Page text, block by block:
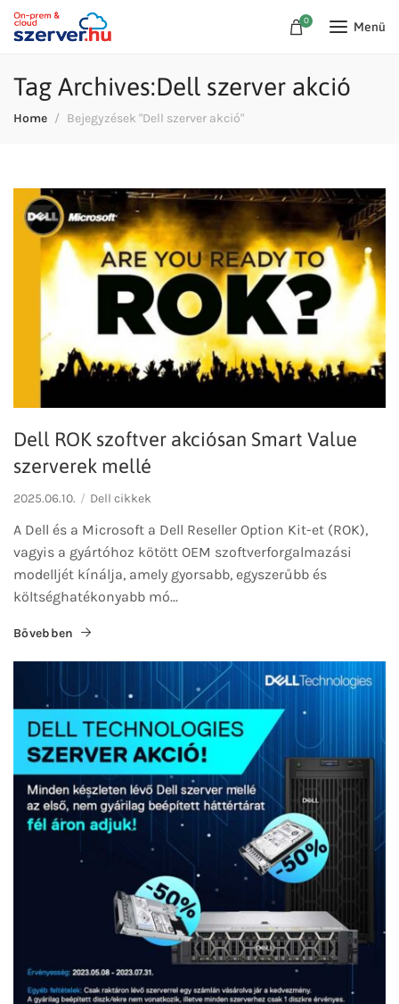
0 Menü
Tag Archives:Dell szerver akció
Home Bejegyzések "Dell szerver akció"
Dell ROK szoftver akciósan Smart Value
szerverek mellé
2025.06.10. Dell cikkek
A Dell és a Microsoft a Dell Reseller Option Kit-et (ROK),
vagyis a gyártóhoz kötött OEM szoftverforgalmazási
modelljét kínálja, amely gyorsabb, egyszerűbb és
költséghatékonyabb mó...
Bővebben